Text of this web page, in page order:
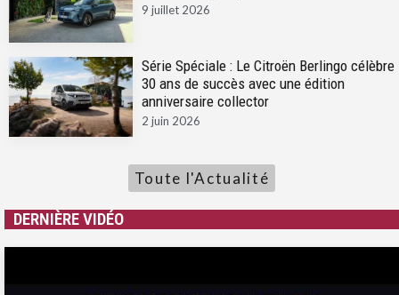
9 juillet 2026
Série Spéciale : Le Citroën Berlingo célèbre
30 ans de succès avec une édition
anniversaire collector
2 juin 2026
Toute l'Actualité
DERNIÈRE VIDÉO